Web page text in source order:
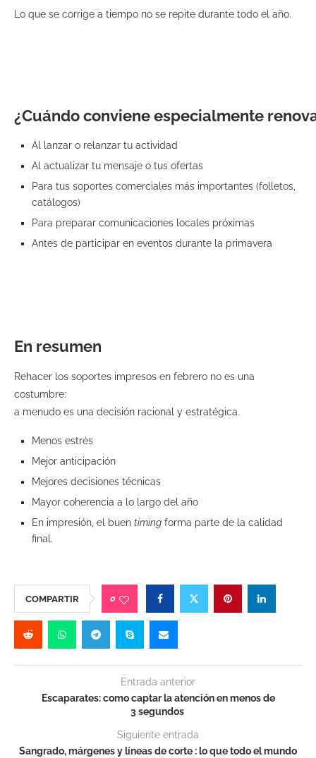
Lo que se corrige a tiempo no se repite durante todo el año.
¿Cuándo conviene especialmente
Al lanzar o relanzar tu actividad
Al actualizar tu mensaje o tus ofertas
Para tus soportes comerciales más importantes (folletos,
catálogos)
Para preparar comunicaciones locales próximas
Antes de participar en eventos durante la primavera
En resumen
Rehacer los soportes impresos en febrero no es una
costumbre:
a menudo es una decisión racional y estratégica.
Menos estrés
Mejor anticipación
Mejores decisiones técnicas
Mayor coherencia a lo largo del año
En impresión, el buen timing forma parte de la calidad
final.
COMPARTIR 0
Entrada anterior
Escaparates: como captar la atención en menos de
3 segundos
Siguiente entrada
Sangrado, márgenes y líneas de corte : lo que todo el mundo